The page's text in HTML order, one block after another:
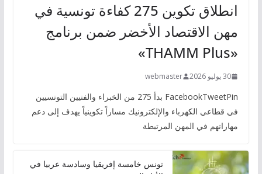
انطلاق تكوين 275 كفاءة تونسية في
مهن الاقتصاد الأخضر ضمن برنامج
«THAMM Plus»
30 يوليو 2026 webmaster
FacebookTweetPin بدأ 275 من الخبراء والفنيين التونسيين
في قطاعي الكهرباء والإلكترونيك مساراً تكوينياً يهدف إلى دعم
مهاراتهم في المهن المرتبطة
تونس خامسة إفريقيا وسادسة عربيا في